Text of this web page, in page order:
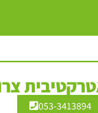
053-3413894